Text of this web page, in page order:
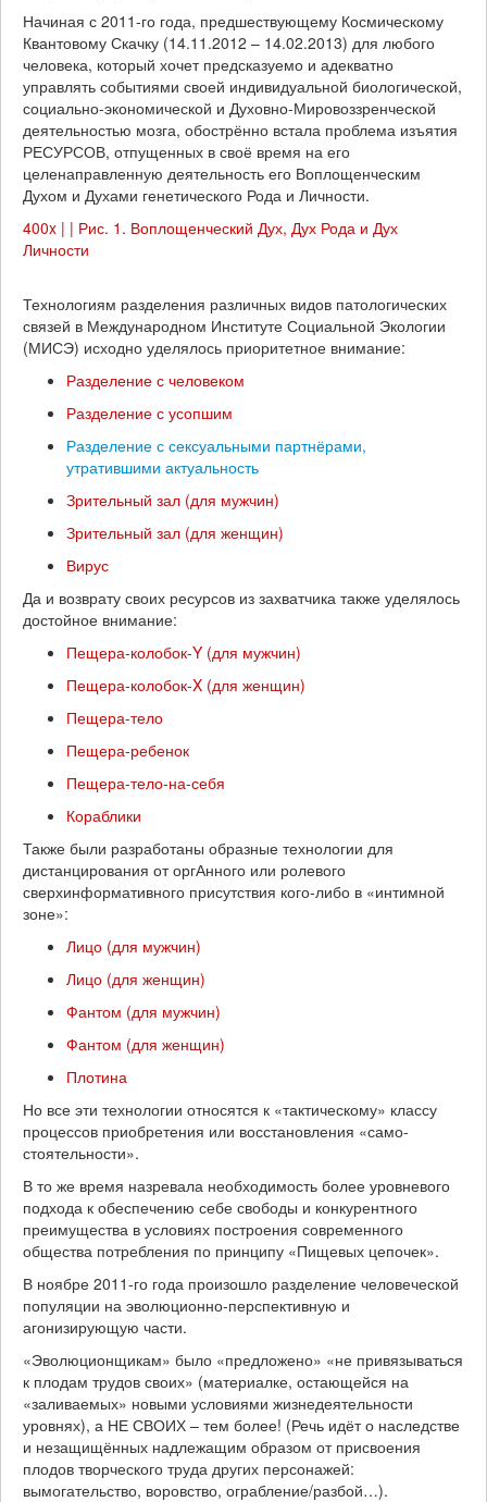
Начиная с 2011-го года, предшествующему Космическому
Квантовому Скачку (14.11.2012 – 14.02.2013) для любого
человека, который хочет предсказуемо и адекватно
управлять событиями своей индивидуальной биологической,
социально-экономической и Духовно-Мировоззренческой
деятельностью мозга, обострённо встала проблема изъятия
РЕСУРСОВ, отпущенных в своё время на его
целенаправленную деятельность его Воплощенческим
Духом и Духами генетического Рода и Личности.
400x | | Рис. 1. Воплощенческий Дух, Дух Рода и Дух
Личности
Технологиям разделения различных видов патологических
связей в Международном Институте Социальной Экологии
(МИСЭ) исходно уделялось приоритетное внимание:
Разделение с человеком
Разделение с усопшим
Разделение с сексуальными партнёрами,
утратившими актуальность
Зрительный зал (для мужчин)
Зрительный зал (для женщин)
Вирус
Да и возврату своих ресурсов из захватчика также уделялось
достойное внимание:
Пещера-колобок-Y (для мужчин)
Пещера-колобок-X (для женщин)
Пещера-тело
Пещера-ребенок
Пещера-тело-на-себя
Кораблики
Также были разработаны образные технологии для
дистанцирования от оргАнного или ролевого
сверхинформативного присутствия кого-либо в «интимной
зоне»:
Лицо (для мужчин)
Лицо (для женщин)
Фантом (для мужчин)
Фантом (для женщин)
Плотина
Но все эти технологии относятся к «тактическому» классу
процессов приобретения или восстановления «само-
стоятельности».
В то же время назревала необходимость более уровневого
подхода к обеспечению себе свободы и конкурентного
преимущества в условиях построения современного
общества потребления по принципу «Пищевых цепочек».
В ноябре 2011-го года произошло разделение человеческой
популяции на эволюционно-перспективную и
агонизирующую части.
«Эволюционщикам» было «предложено» «не привязываться
к плодам трудов своих» (материалке, остающейся на
«заливаемых» новыми условиями жизнедеятельности
уровнях), а НЕ СВОИХ – тем более! (Речь идёт о наследстве
и незащищённых надлежащим образом от присвоения
плодов творческого труда других персонажей:
вымогательство, воровство, ограбление/разбой…).